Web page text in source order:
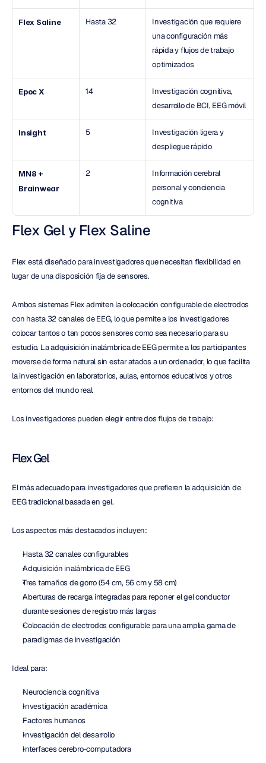
Flex Saline Hasta 32
Investigación que requiere
una configuración más
rápida y flujos de trabajo
optimizados
Epoc X 14
Investigación cognitiva,
desarrollo de BCI, EEG móvil
Insight 5
Investigación ligera y
despliegue rápido
MN8 +
Brainwear
2
Información cerebral
personal y conciencia
cognitiva
Flex Gel y Flex Saline
Flex está diseñado para investigadores que necesitan flexibilidad en
lugar de una disposición fija de sensores.
Ambos sistemas Flex admiten la colocación configurable de electrodos
con hasta 32 canales de EEG, lo que permite a los investigadores
colocar tantos o tan pocos sensores como sea necesario para su
estudio. La adquisición inalámbrica de EEG permite a los participantes
moverse de forma natural sin estar atados a un ordenador, lo que facilita
la investigación en laboratorios, aulas, entornos educativos y otros
entornos del mundo real.
Los investigadores pueden elegir entre dos flujos de trabajo:
Flex Gel
El más adecuado para investigadores que prefieren la adquisición de
EEG tradicional basada en gel.
Los aspectos más destacados incluyen:
Hasta 32 canales configurables
Adquisición inalámbrica de EEG
Tres tamaños de gorro (54 cm, 56 cm y 58 cm)
Aberturas de recarga integradas para reponer el gel conductor
durante sesiones de registro más largas
Colocación de electrodos configurable para una amplia gama de
paradigmas de investigación
Ideal para:
Neurociencia cognitiva
Investigación académica
Factores humanos
Investigación del desarrollo
Interfaces cerebro-computadora